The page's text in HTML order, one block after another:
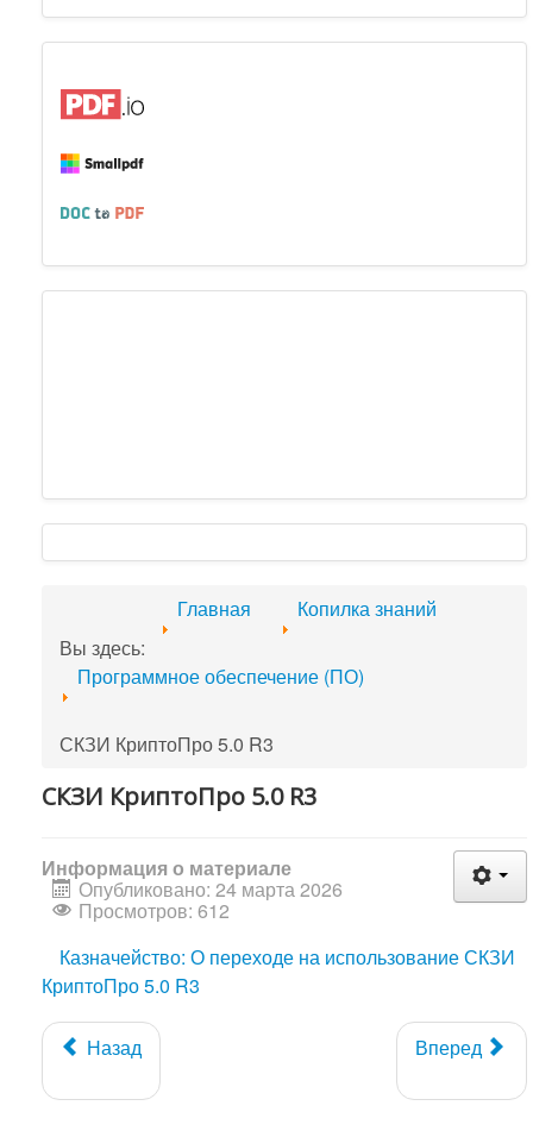
Вы здесь:
Главная Копилка знаний
Программное обеспечение (ПО)
СКЗИ КриптоПро 5.0 R3
СКЗИ КриптоПро 5.0 R3
Информация о материале
Опубликовано: 24 марта 2026
Просмотров: 612
Казначейство: О переходе на использование СКЗИ
КриптоПро 5.0 R3
Назад Вперед